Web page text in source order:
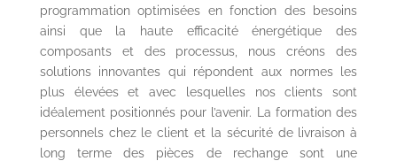
programmation optimisées en fonction des besoins
ainsi que la haute efficacité énergétique des
composants et des processus, nous créons des
solutions innovantes qui répondent aux normes les
plus élevées et avec lesquelles nos clients sont
idéalement positionnés pour l’avenir. La formation des
personnels chez le client et la sécurité de livraison à
long terme des pièces de rechange sont une